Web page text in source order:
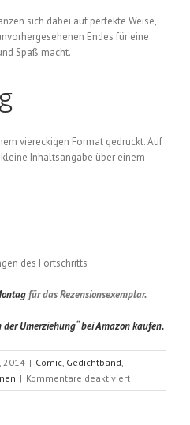
sich dabei auf perfekte Weise,
Endes für eine
Spaß macht.
viereckigen Format gedruckt. Auf
Inhaltsangabe über einem
des Fortschritts
für das Rezensionsexemplar.
Umerziehung“ bei Amazon kaufen.
2014 | Comic Gedichtband
| Kommentare deaktiviertfür
Alptraum